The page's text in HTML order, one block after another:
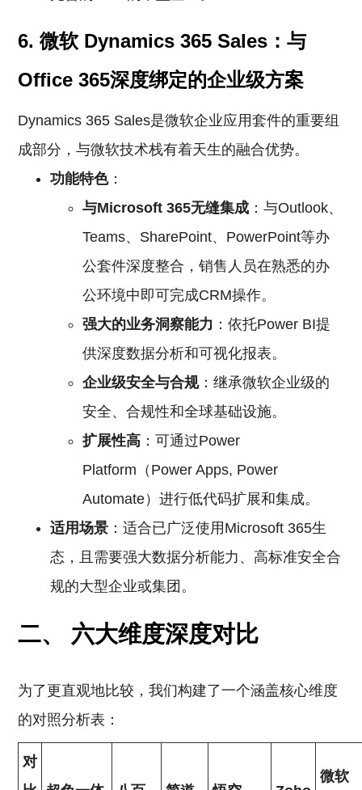
6. 微软 Dynamics 365 Sales：与
Office 365深度绑定的企业级方案
Dynamics 365 Sales是微软企业应用套件的重要组
成部分，与微软技术栈有着天生的融合优势。
功能特色：
与Microsoft 365无缝集成 ：与Outlook、
Teams、SharePoint、PowerPoint等办
公套件深度整合，销售人员在熟悉的办
公环境中即可完成CRM操作。
强大的业务洞察能力 ：依托Power BI提
供深度数据分析和可视化报表。
企业级安全与合规：继承微软企业级的
安全、合规性和全球基础设施。
扩展性高 ：可通过Power
Platform（Power Apps, Power
Automate）进行低代码扩展和集成。
适用场景 ：适合已广泛使用Microsoft 365生
态，且需要强大数据分析能力、高标准安全合
规的大型企业或集团。
二、 六大维度深度对比
为了更直观地比较，我们构建了一个涵盖核心维度
的对照分析表：
对
微软